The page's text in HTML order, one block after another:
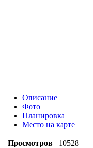
Описание
Фото
Планировка
Место на карте
Просмотров
10528